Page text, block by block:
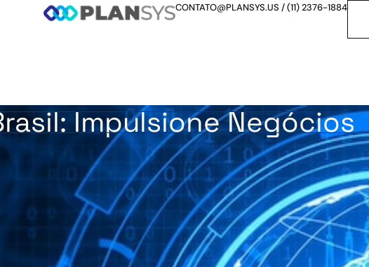
CONTATO@PLANSYS.US /(11) 2376-1884
Impulsione Negócios